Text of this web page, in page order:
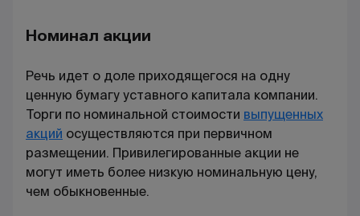
Номинал акции
Речь идет о доле приходящегося на одну
ценную бумагу уставного капитала компании.
Торги по номинальной стоимости выпущенных
акций осуществляются при первичном
размещении. Привилегированные акции не
могут иметь более низкую номинальную цену,
чем обыкновенные.